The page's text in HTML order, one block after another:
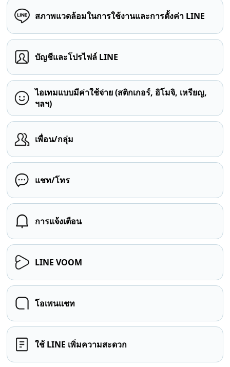
สภาพแวดล้อมในการใช้งานและการตั้งค่า LINE
บัญชีและโปรไฟล์ LINE
ไอเทมแบบมีค่าใช้จ่าย (สติกเกอร์, อิโมจิ, เหรียญ,
ฯลฯ)
เพื่อน/กลุ่ม
แชท/โทร
การแจ้งเตือน
LINE VOOM
โอเพนแชท
ใช้ LINE เพิ่มความสะดวก